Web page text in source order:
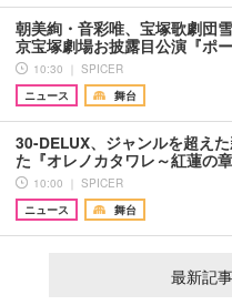
朝美絢・音彩唯、宝塚歌劇団
京宝塚劇場お披露目公演『ポ
10:30 ｜ SPICER
ニュース
舞台
30-DELUX、ジャンルを超え
た『オレノカタワレ～紅蓮の
10:00 ｜ SPICER
ニュース
舞台
最新記